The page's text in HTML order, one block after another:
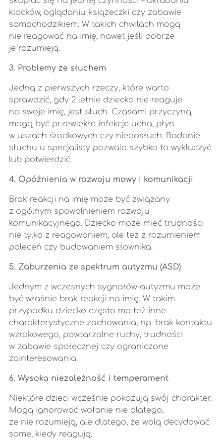
klocków, oglądaniu książeczki czy zabawie
samochodzikiem. W takich chwilach mogą
nie reagować na imię, nawet jeśli dobrze
je rozumieją.
3. Problemy ze słuchem
Jedną z pierwszych rzeczy, które warto
sprawdzić, gdy 2 letnie dziecko nie reaguje
na swoje imię, jest słuch. Czasami przyczyną
mogą być przewlekłe infekcje ucha, płyn
w uszach środkowych czy niedosłuch. Badanie
słuchu u specjalisty pozwala szybko to wykluczyć
lub potwierdzić.
4. Opóźnienia w rozwoju mowy i komunikacji
Brak reakcji na imię może być związany
z ogólnym spowolnieniem rozwoju
komunikacyjnego. Dziecko może mieć trudności
nie tylko z reagowaniem, ale też z rozumieniem
poleceń czy budowaniem słownika.
5. Zaburzenia ze spektrum autyzmu (ASD)
Jednym z wczesnych sygnałów autyzmu może
być właśnie brak reakcji na imię. W takim
przypadku dziecko często ma też inne
charakterystyczne zachowania, np. brak kontaktu
wzrokowego, powtarzalne ruchy, trudności
w zabawie społecznej czy ograniczone
zainteresowania.
6. Wysoka niezależność i temperament
Niektóre dzieci wcześnie pokazują swój charakter.
Mogą ignorować wołanie nie dlatego,
że nie rozumieją, ale dlatego, że wolą decydować
same, kiedy reagują.